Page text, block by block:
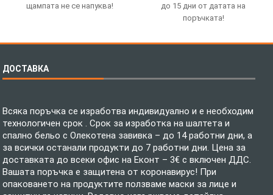
щампата не се напуква!
до 15 дни от датата на
поръчката!
ДОСТАВКА
Всяка поръчка се изработва индивидуално и е необходим
технологичен срок . Срок за изработка на шалтета и
спално бельо с Олекотена завивка – до 14 работни дни, а
за всички останали продукти до 7 работни дни. Цена за
доставката до всеки офис на Еконт – 3€ с включен ДДС.
Вашата поръчка е защитена от коронавирус! При
опаковането на продуктите ползваме маски за лице и